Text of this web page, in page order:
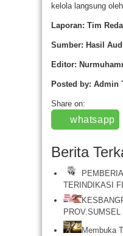
kelola langsung
Laporan: Tim
Sumber: Hasil
Editor:
Posted by: Admin
Share on:
whatsapp
Berita
TERINDIKASI
Membuka